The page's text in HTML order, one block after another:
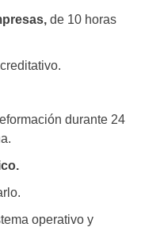
de 10 horas
durante 24
operativo y